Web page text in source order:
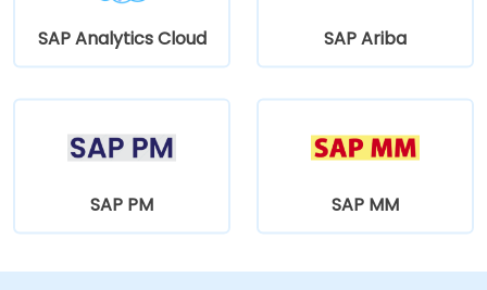
SAP Analytics Cloud SAP Ariba
SAP PM SAP MM